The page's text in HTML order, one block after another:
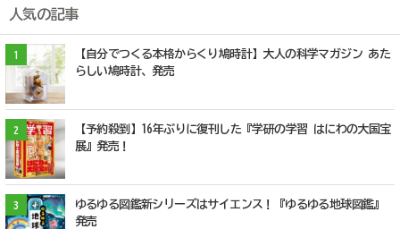
人気の記事
1
【自分でつくる本格からくり鳩時計】大人の科学マガジン あた
らしい鳩時計、発売
2
【予約殺到】16年ぶりに復刊した『学研の学習 はにわの大国宝
展』発売！
3
ゆるゆる図鑑新シリーズはサイエンス！『ゆるゆる地球図鑑』
発売